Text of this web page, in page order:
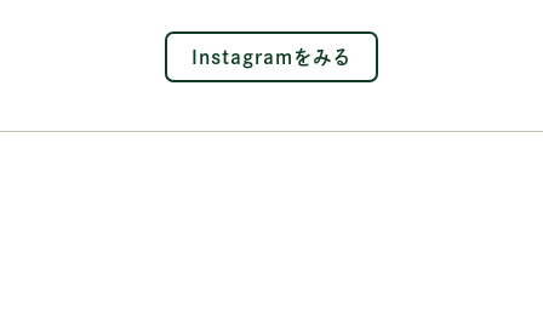
Instagramをみる